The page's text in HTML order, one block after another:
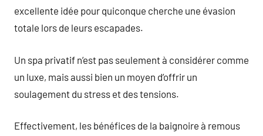
excellente idée pour quiconque cherche une évasion
totale lors de leurs escapades.
Un spa privatif n’est pas seulement à considérer comme
un luxe, mais aussi bien un moyen d’offrir un
soulagement du stress et des tensions.
Effectivement, les bénéfices de la baignoire à remous